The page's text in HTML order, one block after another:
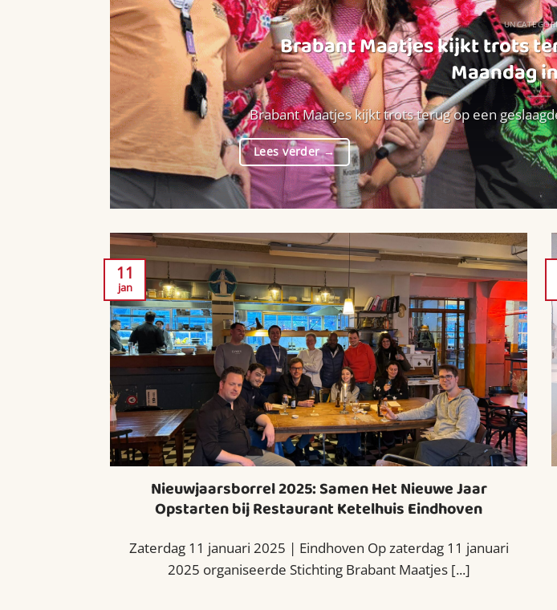
Brabant Maatjes kijkt trots
Maandag
Brabant Maatjes kijkt trots terug op een
Lees verder→
Nieuwjaarsborrel 2025: Samen Het Nieuwe Jaar
Opstarten bij Restaurant Ketelhuis Eindhoven
Zaterdag 11 januari 2025 | Eindhoven Op zaterdag 11 januari
2025 organiseerde Stichting Brabant Maatjes [...]
11
jan